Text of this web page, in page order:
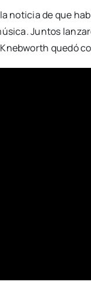
noticia de que
Juntos
quedó